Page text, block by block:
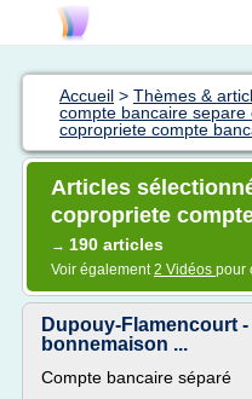
Accueil > Thèmes &
compte bancaire
copropriete compte
Articles
copropriete
→ 190 articles
Voir également2 Vidéos pour
Dupouy-Flamencourt
bonnemaison ...
Compte bancaire séparé